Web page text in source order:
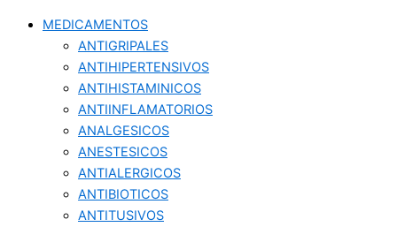
MEDICAMENTOS
ANTIGRIPALES
ANTIHIPERTENSIVOS
ANTIHISTAMINICOS
ANTIINFLAMATORIOS
ANALGESICOS
ANESTESICOS
ANTIALERGICOS
ANTIBIOTICOS
ANTITUSIVOS